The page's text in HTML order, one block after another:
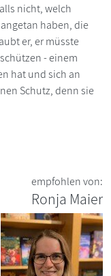
nicht, welch
haben, die
er, er müsste
- einem
hat und sich an
Schutz, denn sie
empfohlen von:
Ronja Maier